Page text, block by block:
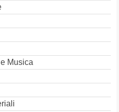
Musica